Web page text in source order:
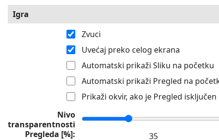
Igra
Zvuci
Uvećaj preko celog ekrana
Automatski prikaži Sliku na početku
Automatski prikaži Pregled na
Prikaži okvir, ako je Pregled isključen
Nivo
transparentnosti
Pregleda [%]